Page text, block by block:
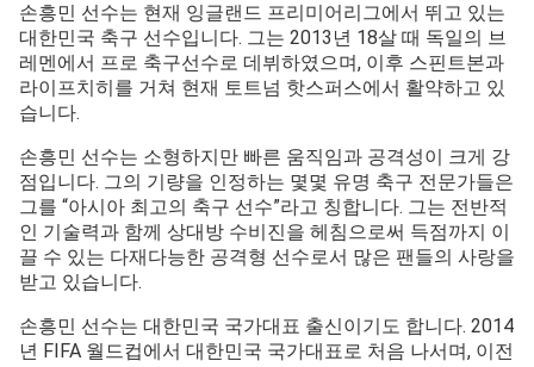
손흥민 선수는 현재 잉글랜드 프리미어리그에서 뛰고 있는
대한민국 축구 선수입니다. 그는 2013년 18살 때 독일의 브
레멘에서 프로 축구선수로 데뷔하였으며, 이후 스핀트본과
라이프치히를 거쳐 현재 토트넘 핫스퍼스에서 활약하고 있
습니다.
손흥민 선수는 소형하지만 빠른 움직임과 공격성이 크게 강
점입니다. 그의 기량을 인정하는 몇몇 유명 축구 전문가들은
그를 “아시아 최고의 축구 선수”라고 칭합니다. 그는 전반적
인 기술력과 함께 상대방 수비진을 헤침으로써 득점까지 이
끌 수 있는 다재다능한 공격형 선수로서 많은 팬들의 사랑을
받고 있습니다.
손흥민 선수는 대한민국 국가대표 출신이기도 합니다. 2014
년 FIFA 월드컵에서 대한민국 국가대표로 처음 나서며, 이전